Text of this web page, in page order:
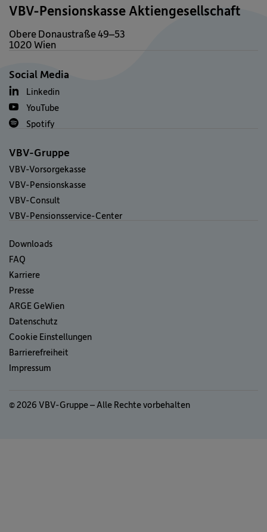
VBV-Pensionskasse Aktiengesellschaft
Obere Donaustraße 49–53
1020 Wien
Social Media
Linkedin
YouTube
Spotify
VBV-Gruppe
VBV-Vorsorgekasse
VBV-Pensionskasse
VBV-Consult
VBV-Pensionsservice-Center
Downloads
FAQ
Karriere
Presse
ARGE GeWien
Datenschutz
Cookie Einstellungen
Barrierefreiheit
Impressum
© 2026 VBV-Gruppe – Alle Rechte vorbehalten